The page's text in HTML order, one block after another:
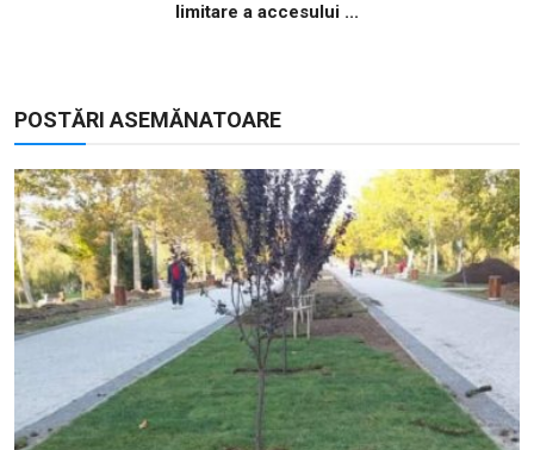
limitare a accesului ...
POSTĂRI ASEMĂNATOARE